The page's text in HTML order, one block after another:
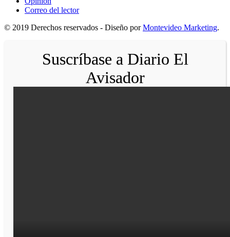
Correo del lector
© 2019 Derechos reservados - Diseño porMontevideo Marketing.
Suscríbase a Diario El
Avisador